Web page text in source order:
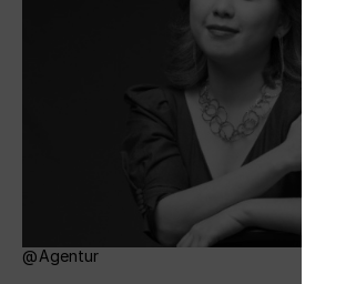
Agentur